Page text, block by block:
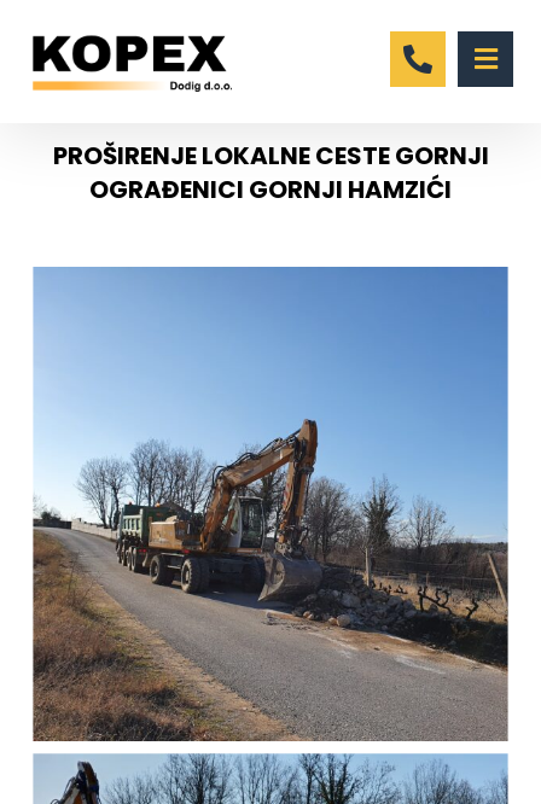
PROŠIRENJE LOKALNE CESTE GORNJI
OGRAĐENICI GORNJI HAMZIĆI